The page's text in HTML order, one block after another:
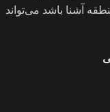
آشنا باشد می‌تواند